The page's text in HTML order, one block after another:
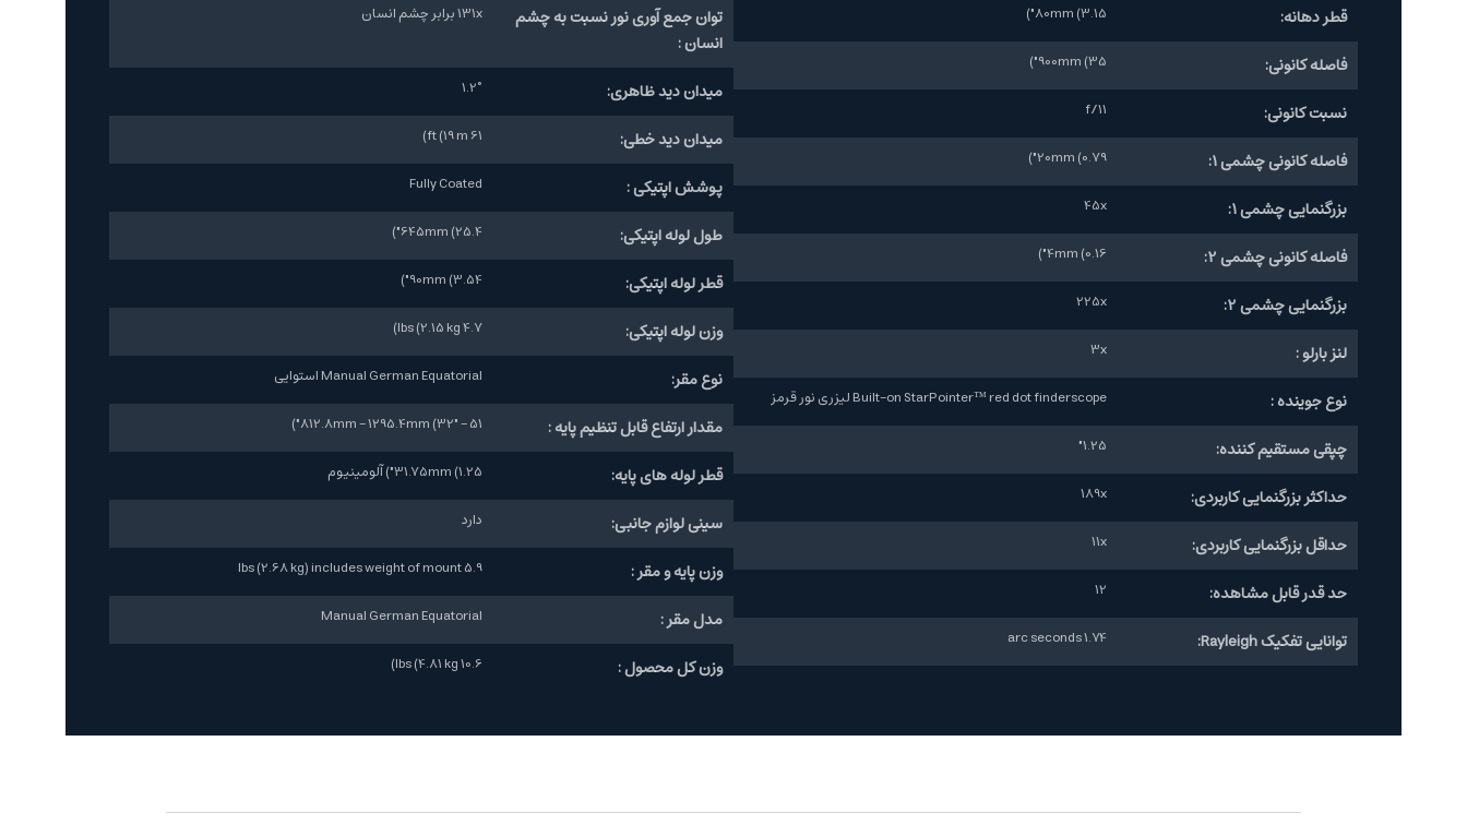
قطر دهانه: 80mm (3.15")
فاصله کانونی: 900mm (35")
نسبت کانونی: f/11
فاصله کانونی چشمی 1: 20mm (0.79")
بزرگنمایی چشمی 1: 45x
فاصله کانونی چشمی 2: 4mm (0.16")
بزرگنمایی چشمی 2: 225x
لنز بارلو : 3x
نوع جوینده : Built-on StarPointer™ red dot finderscope لیزری نور قرمز
چپقی مستقیم کننده: 1.25"
حداکثر بزرگنمایی کاربردی: 189x
حداقل بزرگنمایی کاربردی: 11x
حد قدر قابل مشاهده: 12
توانایی تفکیک Rayleigh: 1.74 arc seconds
توان جمع آوری نور نسبت به چشم
انسان :
131x برابر چشم انسان
میدان دید ظاهری: 1.2°
میدان دید خطی: 61 ft (19 m)
پوشش اپتیکی : Fully Coated
طول لوله اپتیکی: 645mm (25.4")
قطر لوله اپتیکی: 90mm (3.54")
وزن لوله اپتیکی: 4.7 lbs (2.15 kg)
نوع مقر: Manual German Equatorial استوایی
مقدار ارتفاع قابل تنظیم پایه : 812.8mm - 1295.4mm (32" - 51")
قطر لوله های پایه: 31.75mm (1.25") آلومینیوم
سینی لوازم جانبی: دارد
وزن پایه و مقر : 5.9 lbs (2.68 kg) includes weight of mount
مدل مقر : Manual German Equatorial
وزن کل محصول : 10.6 lbs (4.81 kg)